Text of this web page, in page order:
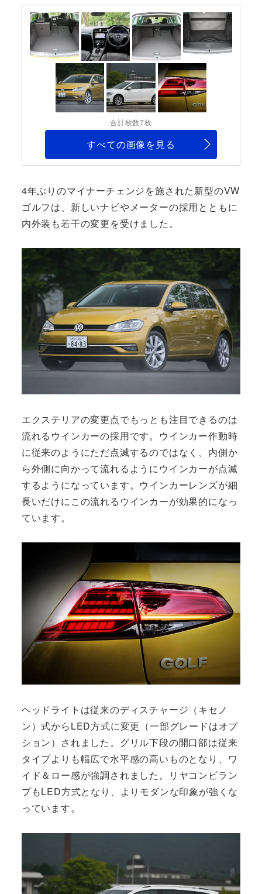
合計枚数7枚
すべての画像を見る
4年ぶりのマイナーチェンジを施された新型のVW
ゴルフは、新しいナビやメーターの採用とともに
内外装も若干の変更を受けました。
エクステリアの変更点でもっとも注目できるのは
流れるウインカーの採用です。ウインカー作動時
に従来のようにただ点滅するのではなく、内側か
ら外側に向かって流れるようにウインカーが点滅
するようになっています。ウインカーレンズが細
長いだけにこの流れるウインカーが効果的になっ
ています。
ヘッドライトは従来のディスチャージ（キセノ
ン）式からLED方式に変更（一部グレードはオプ
ション）されました。グリル下段の開口部は従来
タイプよりも幅広で水平感の高いものとなり、ワ
イド＆ロー感が強調されました。リヤコンビラン
プもLED方式となり、よりモダンな印象が強くな
っています。